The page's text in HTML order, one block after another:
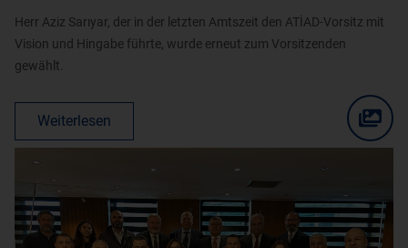
Herr Aziz Sarıyar, der in der letzten Amtszeit den ATİAD-Vorsitz mit
Vision und Hingabe führte, wurde erneut zum Vorsitzenden
gewählt.
Weiterlesen